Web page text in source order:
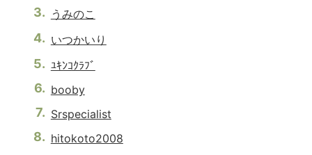
うみのこ
いつかいり
ﾕｷﾝｺｸﾗﾌﾞ
booby
Srspecialist
hitokoto2008